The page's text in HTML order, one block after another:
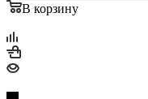
В корзину